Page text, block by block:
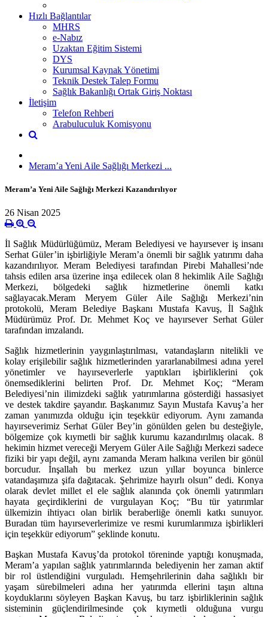
Hızlı Bağlantılar
MHRS
e-Nabız
Uzaktan Eğitim Sistemi
DYS
Kurumsal Kaynak Yönetimi
Teknik Destek Talep Formu
Sağlık Bakanlığı Ortak Giriş Noktası
İletişim
Telefon Rehberi
Arabuluculuk Komisyonu
Meram’a Yeni Aile Sağlığı Merkezi ...
Meram’a Yeni Aile Sağlığı Merkezi Kazandırılıyor
26 Nisan 2025
İl Sağlık Müdürlüğümüz, Meram Belediyesi ve hayırsever iş insanı
Serhat Güler’in işbirliğiyle Meram’a önemli bir sağlık yatırımı daha
kazandırılıyor. Meram Belediyesi tarafından Pirebi Mahallesi’nde
tahsis edilen arsa üzerine inşa edilecek olan 8 hekimlik Aile Sağlığı
Merkezi, bölgedeki sağlık hizmetlerine önemli katkı
sağlayacak.Meram Meryem Güler Aile Sağlığı Merkezi’nin
protokolü, Meram Belediye Başkanı Mustafa Kavuş, İl Sağlık
Müdürümüz Prof. Dr. Mehmet Koç ve hayırsever Serhat Güler
tarafından imzalandı.
Sağlık hizmetlerinin yaygınlaştırılması, vatandaşların nitelikli ve
kolay erişilebilir sağlık hizmetlerinden yararlanabilmesi adına yerel
yönetimler ve hayırseverlerle yaptıkları işbirliklerini çok
önemsediklerini belirten Prof. Dr. Mehmet Koç; “Meram
Belediyesi’nin ilimizdeki sağlık yatırımlarına gösterdiği hassasiyet
ve destek takdire şayandır. Başkanımız Sayın Mustafa Kavuş’a her
zaman yanımızda olduğu için teşekkür ediyorum. Aynı zamanda
hayırseverimiz Serhat Güler Bey’in gönülden gelen bu desteğiyle,
bölgemize çok kıymetli bir sağlık kurumu kazandırılmış olacak. 8
hekimin hizmet vereceği Meryem Güler Aile Sağlığı Merkezi sadece
fiziki bir yapı değil, aynı zamanda Meram halkına verilen bir gönül
borcudur. İnşallah bu merkez uzun yıllar boyunca binlerce
vatandaşımıza şifa dağıtacak. Şehrimize hayırlı olsun” dedi. Konya
olarak devlet millet el ele sağlık alanında çok önemli yatırımları
hayata geçirdiklerini de vurgulayan Koç; “Bu tür yatırımlar
ülkemizin ihtiyacı olan birlik beraberliğe önemli katkı sunuyor.
Buradan tüm hayırseverlerimize ve resmi kurumlarımıza işbirlikleri
için teşekkür ediyorum” şeklinde konutu.
Başkan Mustafa Kavuş’da protokol töreninde yaptığı konuşmada,
Meram’a yapılan sağlık yatırımlarında belediyenin her zaman aktif
bir rol üstlendiğini vurguladı. Hemşehrilerinin daha sağlıklı bir
yaşam sürebilmeleri adına her yatırımda ellerini taşın altına
koyduklarını söyleyen Başkan Kavuş, bu tarz işbirliklerinin sağlık
sisteminin güçlendirilmesinde çok kıymetli olduğuna vurgu